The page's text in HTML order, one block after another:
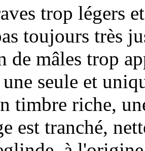
trop légers
toujours très
de mâles trop
seule et
timbre riche,
est tranché,